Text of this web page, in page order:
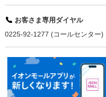
お客さま専用ダイヤル
0225-92-1277 (コールセンター)